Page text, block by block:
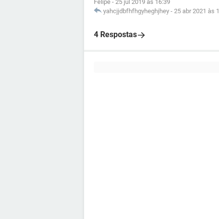
Felipe - 25 jul 2019 às 16:39
yahcjjdbfhfhgyheghjhey - 25 abr 2021 às
4 Respostas